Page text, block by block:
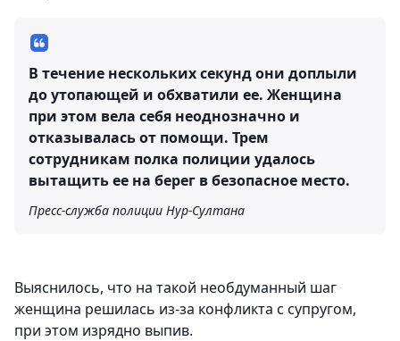
В течение нескольких секунд они доплыли
до утопающей и обхватили ее. Женщина
при этом вела себя неоднозначно и
отказывалась от помощи. Трем
сотрудникам полка полиции удалось
вытащить ее на берег в безопасное место.
Пресс-служба полиции Нур-Султана
Выяснилось, что на такой необдуманный шаг
женщина решилась из-за конфликта с супругом,
при этом изрядно выпив.